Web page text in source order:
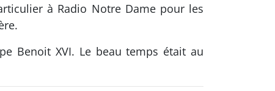
à Radio Notre Dame pour les
Benoit XVI. Le beau temps était au